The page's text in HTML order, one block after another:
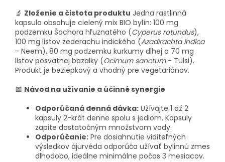
🔬 Zloženie a čistota produktu Jedna rastlinná
kapsula obsahuje cielený mix BIO bylín: 100 mg
podzemku Šachora hľuznatého (Cyperus rotundus),
100 mg listov zederachu indického (Azadirachta indica
- Neem), 80 mg podzemku kurkumy dlhej a 70 mg
listov posvätnej bazalky (Ocimum sanctum- Tulsi).
Produkt je bezlepkový a vhodný pre vegetariánov.
📅 Návod na užívanie a účinné synergie
Odporúčaná denná dávka: Užívajte 1 až 2
kapsuly 2-krát denne spolu s jedlom. Kapsuly
zapite dostatočným množstvom vody.
Odporúčanie: Pre dosiahnutie viditeľných
výsledkov ájurvéda odporúča užívať bylinnú zmes
dlhodobo, ideálne minimálne počas 3 mesiacov.